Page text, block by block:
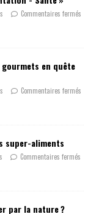
Commentaires fermés
en quête
Commentaires fermés
super-aliments
Commentaires fermés
par la nature ?